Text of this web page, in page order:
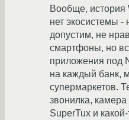
Вообще, история
нет экосистемы
допустим, не
смартфоны, но
приложения под
на каждый банк,
супермаркетов.
звонилка, камера
SuperTux и